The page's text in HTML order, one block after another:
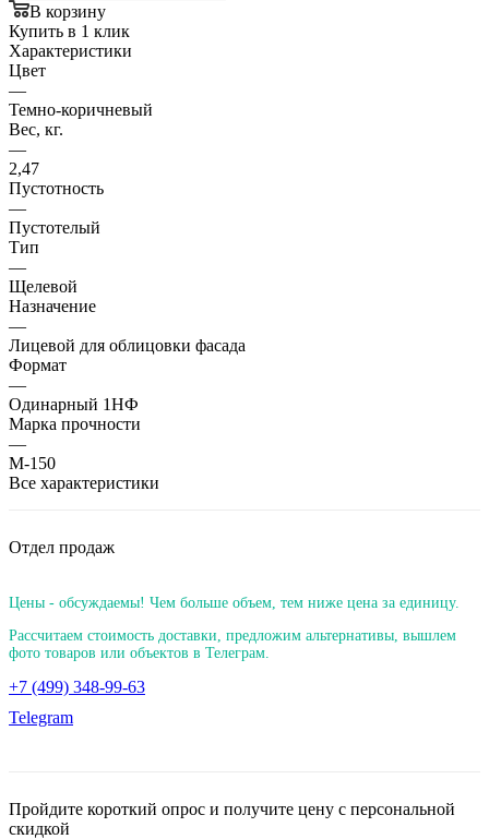
В корзину
Купить в 1 клик
Характеристики
Цвет
—
Темно-коричневый
Вес, кг.
—
2,47
Пустотность
—
Пустотелый
Тип
—
Щелевой
Назначение
—
Лицевой для облицовки фасада
Формат
—
Одинарный 1НФ
Марка прочности
—
М-150
Все характеристики
Отдел продаж
Цены - обсуждаемы! Чем больше объем, тем ниже цена за единицу.
Рассчитаем стоимость доставки, предложим альтернативы, вышлем
фото товаров или объектов в Телеграм.
+7 (499) 348-99-63
Telegram
Пройдите короткий опрос и получите цену с персональной
скидкой